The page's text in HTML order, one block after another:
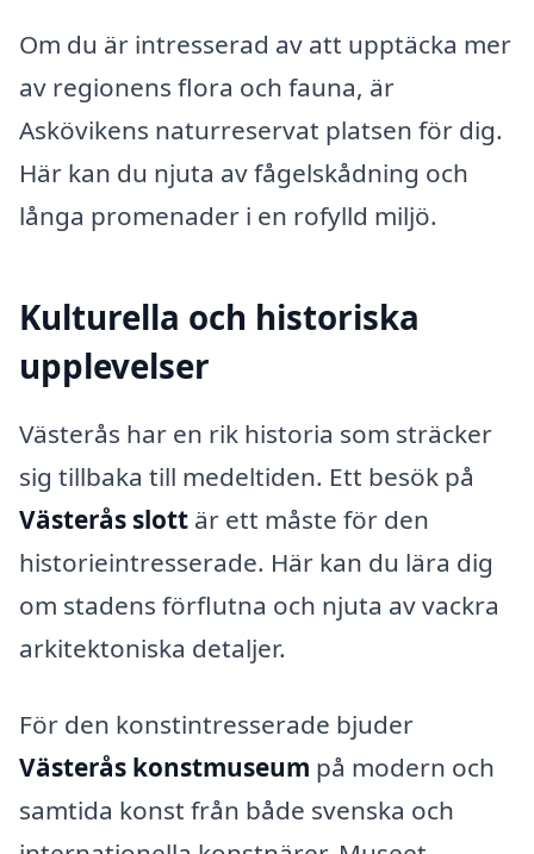
Om du är intresserad av att upptäcka mer
av regionens flora och fauna, är
Askövikens naturreservat platsen för dig.
Här kan du njuta av fågelskådning och
långa promenader i en rofylld miljö.
Kulturella och historiska
upplevelser
Västerås har en rik historia som sträcker
sig tillbaka till medeltiden. Ett besök på
Västerås slott är ett måste för den
historieintresserade. Här kan du lära dig
om stadens förflutna och njuta av vackra
arkitektoniska detaljer.
För den konstintresserade bjuder
Västerås konstmuseum på modern och
samtida konst från både svenska och